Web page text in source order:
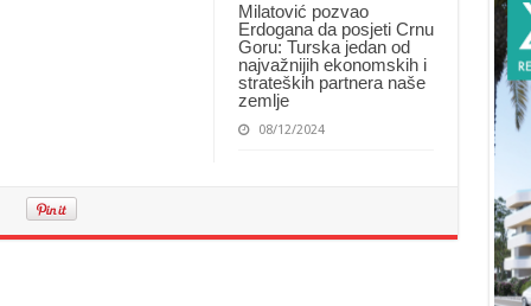
Milatović pozvao
Erdogana da posjeti Crnu
Goru: Turska jedan od
najvažnijih ekonomskih i
strateških partnera naše
zemlje
08/12/2024